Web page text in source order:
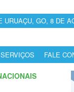
URUAÇU, GO, 8 DE
SERVIÇOS FALE